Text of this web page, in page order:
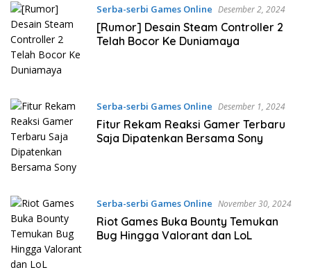
Serba-serbi Games Online Desember 2, 2024
[Rumor] Desain Steam Controller 2
Telah Bocor Ke Duniamaya
Serba-serbi Games Online Desember 1, 2024
Fitur Rekam Reaksi Gamer Terbaru
Saja Dipatenkan Bersama Sony
Serba-serbi Games Online November 30, 2024
Riot Games Buka Bounty Temukan
Bug Hingga Valorant dan LoL